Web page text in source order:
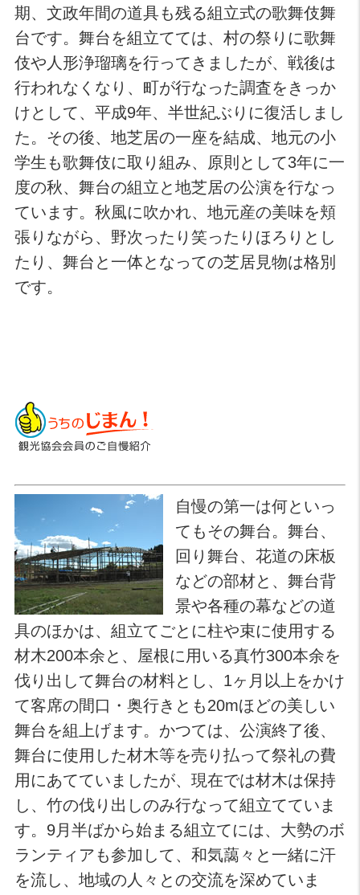
期、文政年間の道具も残る組立式の歌舞伎舞
台です。舞台を組立てては、村の祭りに歌舞
伎や人形浄瑠璃を行ってきましたが、戦後は
行われなくなり、町が行なった調査をきっか
けとして、平成9年、半世紀ぶりに復活しまし
た。その後、地芝居の一座を結成、地元の小
学生も歌舞伎に取り組み、原則として3年に一
度の秋、舞台の組立と地芝居の公演を行なっ
ています。秋風に吹かれ、地元産の美味を頬
張りながら、野次ったり笑ったりほろりとし
たり、舞台と一体となっての芝居見物は格別
です。
自慢の第一は何といっ
てもその舞台。舞台、
回り舞台、花道の床板
などの部材と、舞台背
景や各種の幕などの道
具のほかは、組立てごとに柱や束に使用する
材木200本余と、屋根に用いる真竹300本余を
伐り出して舞台の材料とし、1ヶ月以上をかけ
て客席の間口・奥行きとも20mほどの美しい
舞台を組上げます。かつては、公演終了後、
舞台に使用した材木等を売り払って祭礼の費
用にあてていましたが、現在では材木は保持
し、竹の伐り出しのみ行なって組立てていま
す。9月半ばから始まる組立てには、大勢のボ
ランティアも参加して、和気藹々と一緒に汗
を流し、地域の人々との交流を深めていま